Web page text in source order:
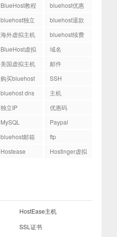
BlueHost教程
bluehost优惠
bluehost独立
bluehost退款
海外虚拟主机
bluehost续费
BlueHost虚拟
域名
美国虚拟主机
邮件
购买bluehost
SSH
bluehost dns
主机
独立IP
优惠码
MySQL
Paypal
bluehost邮箱
ftp
Hostease
Hostinger虚拟
HostEase主机
SSL证书